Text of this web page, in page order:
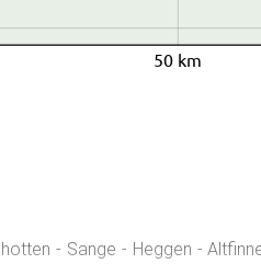
50 km
- Sange - Heggen -